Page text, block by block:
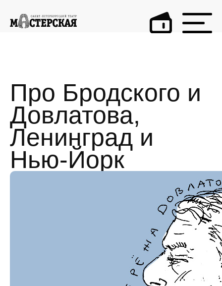
Про Бродского и
Довлатова,
Ленинград и
Нью-Йорк